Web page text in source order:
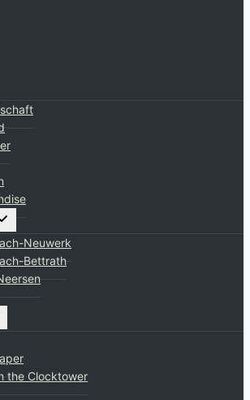
Neuwerk
Bettrath
the Clocktower